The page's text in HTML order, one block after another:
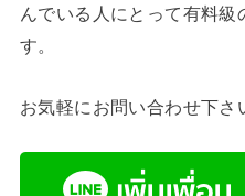
んでいる人にとって有料級
す。
お気軽にお問い合わせ下さ